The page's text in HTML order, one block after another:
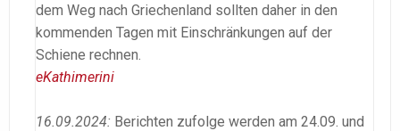
dem Weg nach Griechenland sollten daher in den
kommenden Tagen mit Einschränkungen auf der
Schiene rechnen.
eKathimerini
16.09.2024: Berichten zufolge werden am 24.09. und